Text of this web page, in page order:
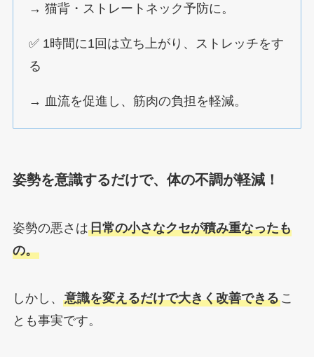
→ 猫背・ストレートネック予防に。
✅ 1時間に1回は立ち上がり、ストレッチをす
る
→ 血流を促進し、筋肉の負担を軽減。
姿勢を意識するだけで、体の不調が軽減！
姿勢の悪さは日常の小さなクセが積み重なったも
の。
しかし、 意識を変えるだけで大きく改善できるこ
とも事実です。